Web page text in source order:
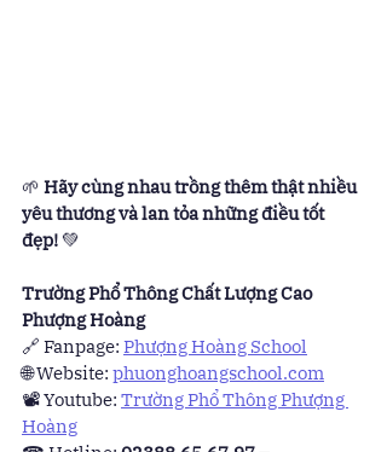
🌱 Hãy cùng nhau trồng thêm thật nhiều
yêu thương và lan tỏa những điều tốt
đẹp! 💚
Trường Phổ Thông Chất Lượng Cao
Phượng Hoàng
🔗 Fanpage: Phượng Hoàng School
🌐 Website: phuonghoangschool.com
📽 Youtube: Trường Phổ Thông Phượng
Hoàng